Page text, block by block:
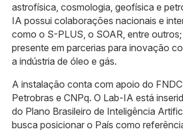
astrofísica, cosmologia, geofísica e
IA possui colaborações nacionais e
como o S-PLUS, o SOAR, entre
presente em parcerias para inovação
a indústria de óleo e gás.
A instalação conta com apoio do
Petrobras e CNPq. O Lab-IA está
do Plano Brasileiro de Inteligência
busca posicionar o País como